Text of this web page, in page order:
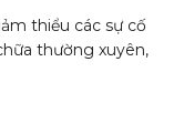
thiểu các sự cố
thường xuyên,